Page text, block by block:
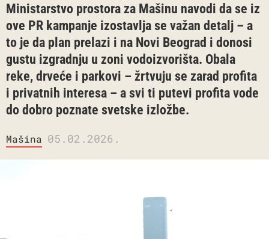
Ministarstvo prostora za Mašinu navodi da se iz
ove PR kampanje izostavlja se važan detalj – a
to je da plan prelazi i na Novi Beograd i donosi
gustu izgradnju u zoni vodoizvorišta. Obala
reke, drveće i parkovi – žrtvuju se zarad profita
i privatnih interesa – a svi ti putevi profita vode
do dobro poznate svetske izložbe.
Mašina 05.02.2026.